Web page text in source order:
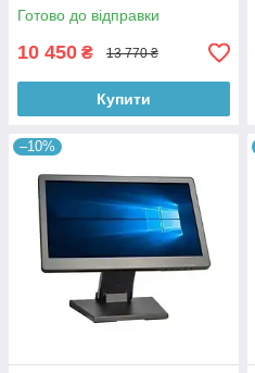
Готово до відправки
10 450 ₴ 13 770 ₴
Купити
–10%